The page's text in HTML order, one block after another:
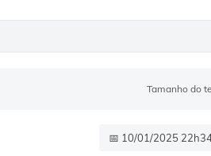
Tamanho do
📅 10/01/2025